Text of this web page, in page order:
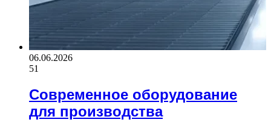
06.06.2026
51
Современное оборудование
для производства